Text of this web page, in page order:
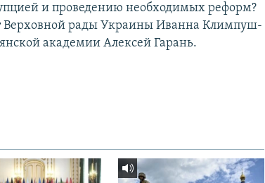
и проведению необходимых реформ?
Верховной рады Украины Иванна Климпуш-
академии Алексей Гарань.